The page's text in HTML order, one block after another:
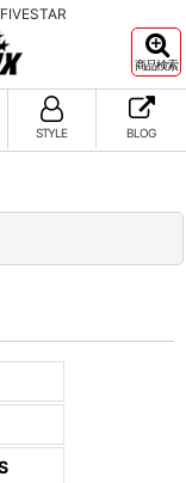
商品検索
STYLE BLOG